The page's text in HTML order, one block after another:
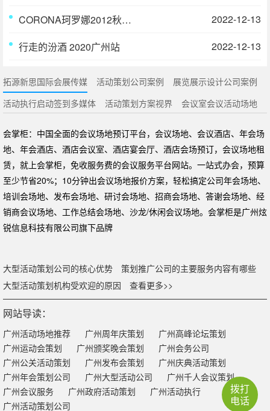
CORONA珂罗娜2012秋冬新品发布会——幻越
2022-12-13
行走的汾酒 2020广州站
2022-12-13
拓源新思国际会展传媒 活动策划公司案例
展览展示设计公司案例
活动执行启动签到多媒体
活动策划方案视界 会议室会议活动场地
会掌柜：中国全面的会议场地预订平台，会议场地、会议酒店、年会场
地、年会酒店、酒店会议室、酒店宴会厅、酒店会场预订，会议场地租
赁，就上会掌柜，免收服务费的会议服务平台网站。一站式办会，预算
至少节省20%；10分钟出会议场地报价方案，轻松搞定公司年会场地、
培训会场地、发布会场地、研讨会场地、招商会场地、答谢会场地、经
销商会议场地、工作总结会场地、沙龙/休闲会议场地。会掌柜是广州炫
锐信息科技有限公司旗下品牌
大型活动策划公司的核心优势
策划推广公司的主要服务内容有哪些
大型活动策划机构受欢迎的原因
查看更多>>
网站导读：
广州活动场地推荐 广州周年庆策划
广州高峰论坛策划
广州运动会策划
广州颁奖晚会策划
广州会务公司
广州公关活动策划
广州发布会策划
广州庆典活动策划
广州年会策划公司
广州大型活动公司
广州千人会议策划
广州会议服务
广州政府活动策划
广州活动执行
广州活动策划公司
拨打
电话